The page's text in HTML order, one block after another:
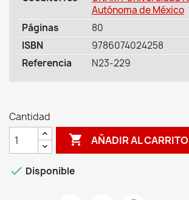
Autónoma de México
Páginas
80
ISBN
9786074024258
Referencia
N23-229
Cantidad
 AÑADIR AL CARRITO
 Disponible